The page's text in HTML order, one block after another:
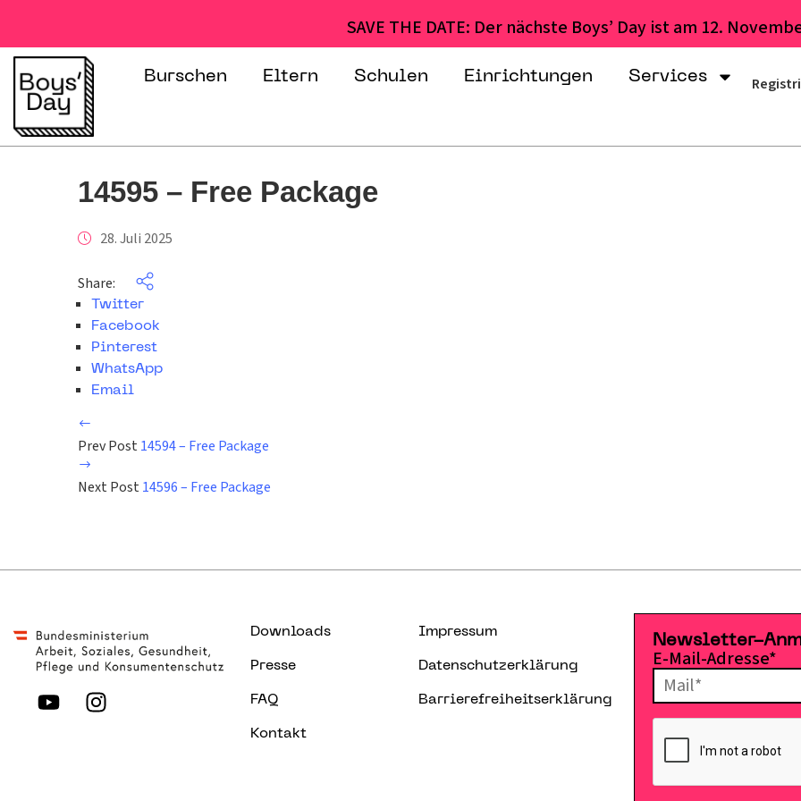
SAVE THE DATE: Der nächste Boys’ Day ist am 12.
Burschen Eltern Schulen Einrichtungen Services
14595 – Free Package
28. Juli 2025
Share:
Twitter
Facebook
Pinterest
WhatsApp
Email
Prev Post 14594 – Free Package
Next Post 14596 – Free Package
Downloads
Presse
FAQ
Kontakt
Impressum
Datenschutzerklärung
Barrierefreiheitserklärung
Newsletter-
E-Mail-Adresse*